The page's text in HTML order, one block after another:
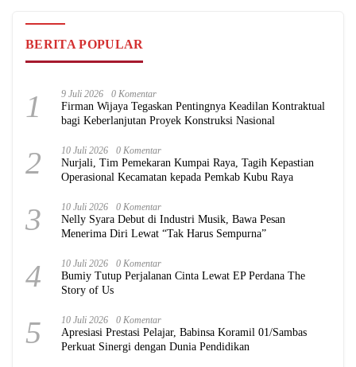
BERITA POPULAR
1 9 Juli 2026 0 Komentar
Firman Wijaya Tegaskan Pentingnya Keadilan Kontraktual
bagi Keberlanjutan Proyek Konstruksi Nasional
2 10 Juli 2026 0 Komentar
Nurjali, Tim Pemekaran Kumpai Raya, Tagih Kepastian
Operasional Kecamatan kepada Pemkab Kubu Raya
3 10 Juli 2026 0 Komentar
Nelly Syara Debut di Industri Musik, Bawa Pesan
Menerima Diri Lewat “Tak Harus Sempurna”
4 10 Juli 2026 0 Komentar
Bumiy Tutup Perjalanan Cinta Lewat EP Perdana The
Story of Us
5 10 Juli 2026 0 Komentar
Apresiasi Prestasi Pelajar, Babinsa Koramil 01/Sambas
Perkuat Sinergi dengan Dunia Pendidikan